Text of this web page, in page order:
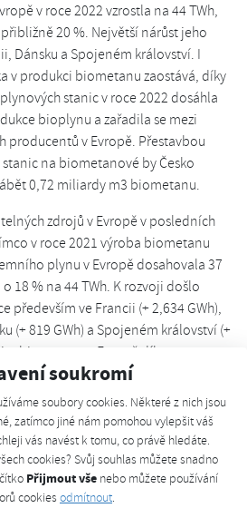
soukromí
soubory cookies. Některé z nich jsou
zatímco jiné nám pomohou vylepšit váš
vás navést k tomu, co právě hledáte.
cookies? Svůj souhlas můžete snadno
Přijmout vše nebo můžete používání
cookies odmítnout.
v roce 2022 vzrostla na 44 TWh,
20 %. Největší nárůst jeho
Dánsku a Spojeném království. I
v produkci biometanu zaostává, díky
stanic v roce 2022 dosáhla
bioplynu a zařadila se mezi
producentů v Evropě. Přestavbou
na biometanové by Česko
0,72 miliardy m3 biometanu.
zdrojů v Evropě v posledních
v roce 2021 výroba biometanu
plynu v Evropě dosahovala 37
18 % na 44 TWh. K rozvoji došlo
především ve Francii (+ 2,634 GWh),
(+ 819 GWh) a Spojeném království (+
biometanu v Evropě díky tomu
v návaznosti na cíl REPowerEU
do roku 2030. Další rozvoj ve
letech navíc podpořen dotací ve výši
od roku 2011 počet bioplynových
díky čemuž se lokální výroba